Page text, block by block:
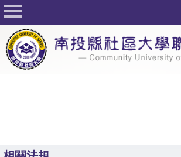
回首頁
關於社大
公佈欄